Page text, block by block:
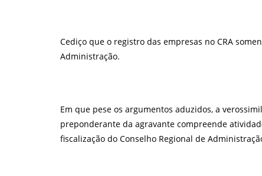
Cediço que o registro das empresas no CRA
Administração.
Em que pese os argumentos aduzidos, a
preponderante da agravante compreende
fiscalização do Conselho Regional de